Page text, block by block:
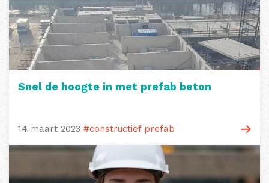
Snel de hoogte in met prefab beton
14 maart 2023 #constructief prefab